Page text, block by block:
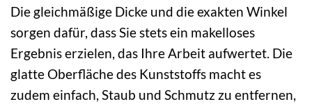
Die gleichmäßige Dicke und die exakten Winkel
sorgen dafür, dass Sie stets ein makelloses
Ergebnis erzielen, das Ihre Arbeit aufwertet. Die
glatte Oberfläche des Kunststoffs macht es
zudem einfach, Staub und Schmutz zu entfernen,